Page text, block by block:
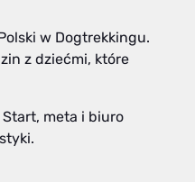
w Dogtrekkingu.
z dziećmi, które
meta i biuro